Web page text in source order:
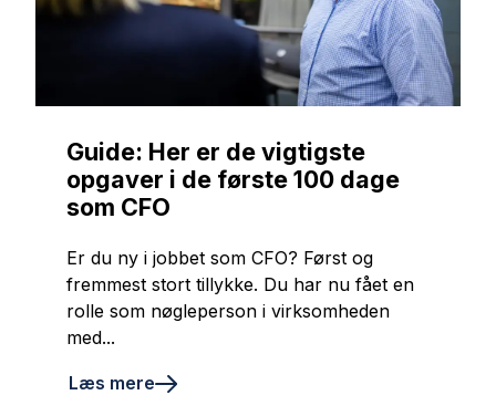
Guide: Her er de vigtigste
opgaver i de første 100 dage
som CFO
Er du ny i jobbet som CFO? Først og
fremmest stort tillykke. Du har nu fået en
rolle som nøgleperson i virksomheden
med...
Læs mere